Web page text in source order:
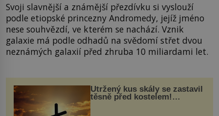
Svoji slavnější a známější přezdívku si vyslouží
podle etiopské princezny Andromedy, jejíž jméno
nese souhvězdí, ve kterém se nachází. Vznik
galaxie má podle odhadů na svědomí střet dvou
neznámých galaxií před zhruba 10 miliardami let.
Utržený kus skály se zastavil
těsně před kostelem!
Ochránila ho boží síla?